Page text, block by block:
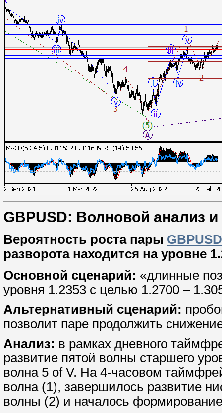
GBPUSD: Волновой анализ и
Вероятность роста пары GBPUSD
разворота находится на уровне
Основной сценарий: «длинные
уровня 1.2353 с целью 1.2700 –
Альтернативный сценарий:
позволит паре продолжить
Анализ: в рамках дневного
развитие пятой волны старшего
волна 5 of V. На 4-часовом
волна (1), завершилось развитие
волны (2) и началось